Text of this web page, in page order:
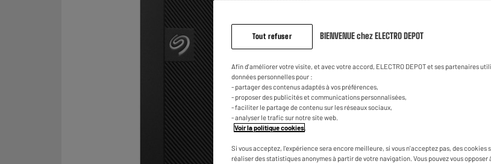
Tout refuser BIENVENUE chez ELECTRO DEPOT
Afin d'améliorer votre visite, et avec votre accord, ELECTRO DEPOT et ses partenaires
données personnelles pour :
- partager des contenus adaptés à vos préférences,
- proposer des publicités et communications personnalisées,
- faciliter le partage de contenu sur les réseaux sociaux,
- analyser le trafic sur notre site web.
Voir la politique cookies
Si vous acceptez, l'expérience sera encore meilleure, si vous n'acceptez pas, des cookies
réaliser des statistiques anonymes à partir de votre navigation. Vous pouvez vous opposer